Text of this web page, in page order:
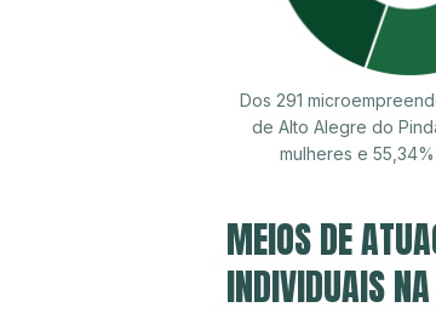
Dos 291
de Alto Alegre do
mulheres e
MEIOS DE
INDIVIDUAIS